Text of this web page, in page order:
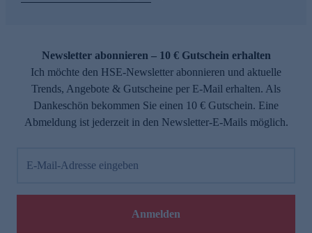
Newsletter abonnieren – 10 € Gutschein erhalten
Ich möchte den HSE-Newsletter abonnieren und aktuelle
Trends, Angebote & Gutscheine per E-Mail erhalten. Als
Dankeschön bekommen Sie einen 10 € Gutschein. Eine
Abmeldung ist jederzeit in den Newsletter-E-Mails möglich.
E-Mail-Adresse eingeben
Anmelden